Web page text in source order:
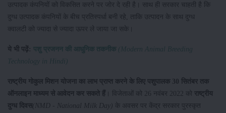
उत्पादक कंपनियों को विकसित करने पर जोर दे रही है। साथ ही सरकार चाहती है कि
दुग्ध उत्पादक कंपनियों के बीच प्रतिस्पर्धा बनी रहे, ताकि उत्पादन के साथ दुग्ध
क्वालटी को ज्यादा से ज्यादा ऊपर ले जाया जा सके।
ये भी पढ़ें: पशु प्रजनन की आधुनिक तकनीक (Modern Animal Breeding
Technology in Hindi)
राष्ट्रीय गोकुल मिशन योजना का लाभ प्राप्त करने के लिए पशुपालक 30 सितंबर तक
ऑनलाइन माध्यम से आवेदन कर सकते हैं । विजेताओं को 26 नवंबर 2022 को राष्ट्रीय
दुग्ध दिवस(NMD - National Milk Day) के अवसर पर केंद्र सरकार पुरस्कृत